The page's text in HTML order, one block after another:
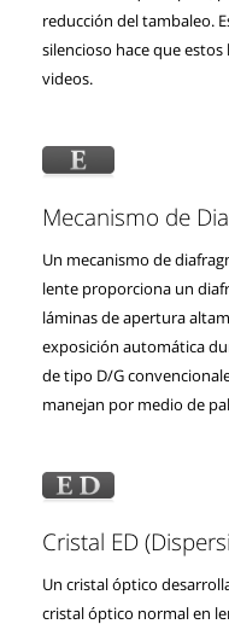
reducción del tambaleo.
silencioso hace que
videos.
Mecanismo de
Un mecanismo de
lente proporciona un
láminas de apertura
exposición automática
de tipo D/G
manejan por medio de
Cristal ED
Un cristal óptico
cristal óptico normal en